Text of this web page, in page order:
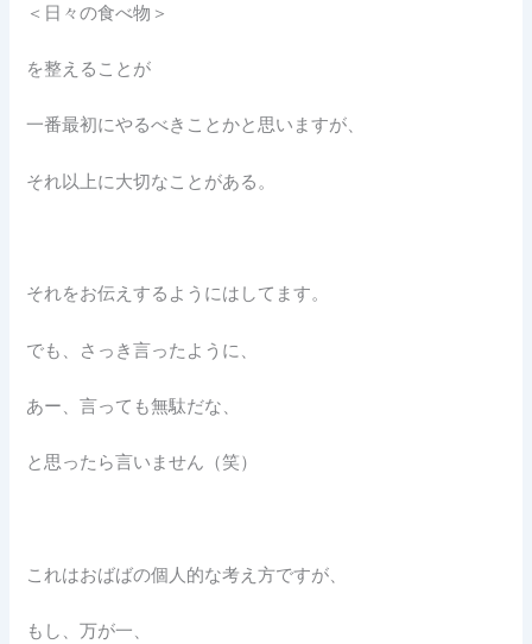
＜日々の食べ物＞
を整えることが
一番最初にやるべきことかと思いますが、
それ以上に大切なことがある。
それをお伝えするようにはしてます。
でも、さっき言ったように、
あー、言っても無駄だな、
と思ったら言いません（笑）
これはおばばの個人的な考え方ですが、
もし、万が一、